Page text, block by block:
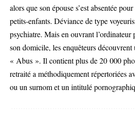
alors que son épouse s’est absentée
petits-enfants. Déviance de type
psychiatre. Mais en ouvrant l’ordinateur
son domicile, les enquêteurs
« Abus ». Il contient plus de 20 000
retraité a méthodiquement répertoriées
ou un surnom et un intitulé